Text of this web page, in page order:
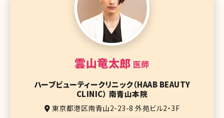
雲山竜太郎 医師
ハーブビューティークリニック（HAAB BEAUTY
CLINIC） 南青山本院
東京都港区南青山2-23-8 外苑ビル2・3F